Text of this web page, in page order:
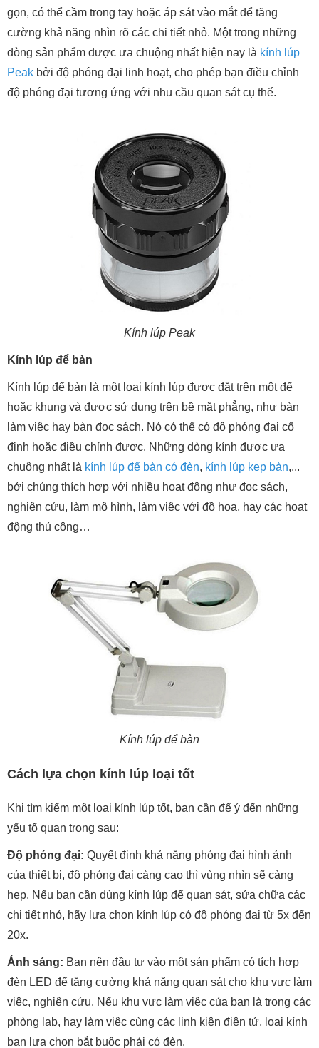
gọn, có thể cầm trong tay hoặc áp sát vào mắt để tăng
cường khả năng nhìn rõ các chi tiết nhỏ. Một trong những
dòng sản phẩm được ưa chuộng nhất hiện nay là kính lúp
Peak bởi độ phóng đại linh hoạt, cho phép bạn điều chỉnh
độ phóng đại tương ứng với nhu cầu quan sát cụ thể.
Kính lúp Peak
Kính lúp để bàn
Kính lúp để bàn là một loại kính lúp được đặt trên một đế
hoặc khung và được sử dụng trên bề mặt phẳng, như bàn
làm việc hay bàn đọc sách. Nó có thể có độ phóng đại cố
định hoặc điều chỉnh được. Những dòng kính được ưa
chuộng nhất là kính lúp để bàn có đèn, kính lúp kẹp bàn,...
bởi chúng thích hợp với nhiều hoạt động như đọc sách,
nghiên cứu, làm mô hình, làm việc với đồ họa, hay các hoạt
động thủ công…
Kính lúp để bàn
Cách lựa chọn kính lúp loại tốt
Khi tìm kiếm một loại kính lúp tốt, bạn cần để ý đến những
yếu tố quan trọng sau:
Độ phóng đại: Quyết định khả năng phóng đại hình ảnh
của thiết bị, độ phóng đại càng cao thì vùng nhìn sẽ càng
hẹp. Nếu bạn cần dùng kính lúp để quan sát, sửa chữa các
chi tiết nhỏ, hãy lựa chọn kính lúp có độ phóng đại từ 5x đến
20x.
Ánh sáng: Bạn nên đầu tư vào một sản phẩm có tích hợp
đèn LED để tăng cường khả năng quan sát cho khu vực làm
việc, nghiên cứu. Nếu khu vực làm việc của bạn là trong các
phòng lab, hay làm việc cùng các linh kiện điện tử, loại kính
bạn lựa chọn bắt buộc phải có đèn.